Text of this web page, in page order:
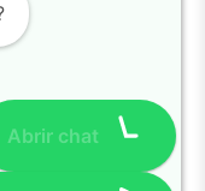
Reserved
Abrir chat